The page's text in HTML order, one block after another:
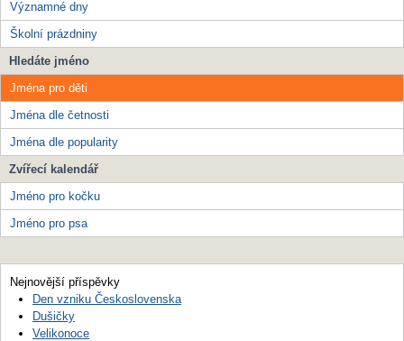
Významné dny
Školní prázdniny
Hledáte jméno
Jména pro děti
Jména dle četnosti
Jména dle popularity
Zvířecí kalendář
Jméno pro kočku
Jméno pro psa
Nejnovější příspěvky
Den vzniku Československa
Dušičky
Velikonoce